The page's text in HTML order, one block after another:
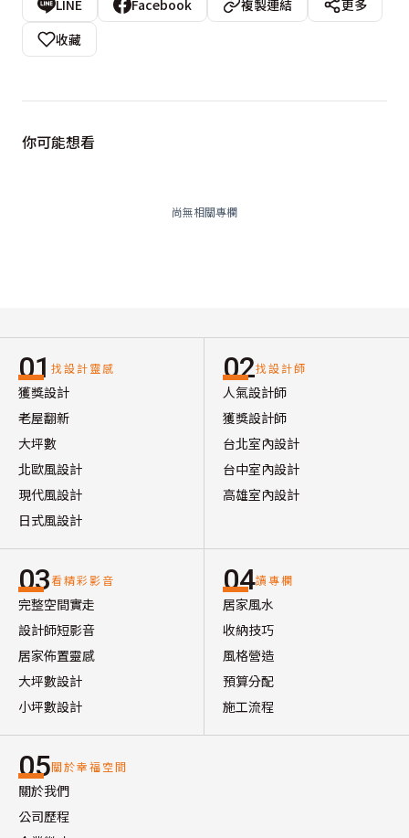
LINE Facebook 複製連結
更多
收藏
你可能想看
尚無相關專欄
01 找設計靈感
獲獎設計
老屋翻新
大坪數
北歐風設計
現代風設計
日式風設計
02找設計師
人氣設計師
獲獎設計師
台北室內設計
台中室內設計
高雄室內設計
03看精彩影音
完整空間實走
設計師短影音
居家佈置靈感
大坪數設計
小坪數設計
04讀專欄
居家風水
收納技巧
風格營造
預算分配
施工流程
05關於幸福空間
關於我們
公司歷程